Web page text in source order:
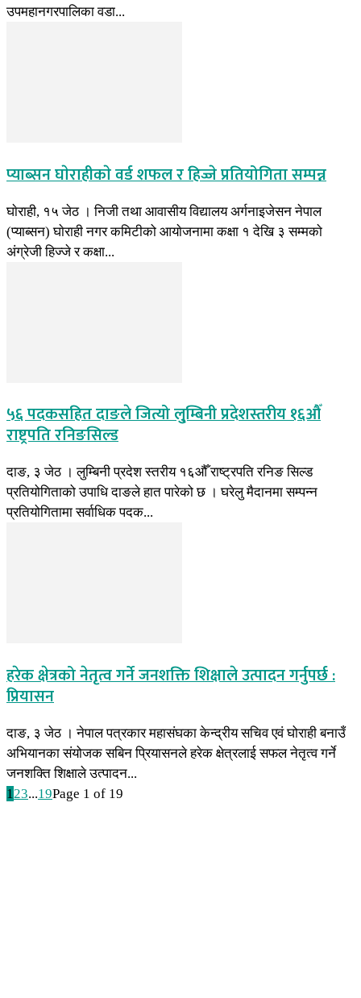
उपमहानगरपालिका वडा...
प्याब्सन घाेराहीकाे वर्ड शफल र हिज्जे प्रतियोगिता सम्पन्न
घाेराही, १५ जेठ । निजी तथा आवासीय विद्यालय अर्गनाइजेसन नेपाल
(प्याब्सन) घाेराही नगर कमिटीको आयाेजनामा कक्षा १ देखि ३ सम्मकाे
अंग्रेजी हिज्जे र कक्षा...
५६ पदकसहित दाङले जित्यो लु्म्बिनी प्रदेशस्तरीय १६औँ
राष्ट्रपति रनिङसिल्ड
दाङ, ३ जेठ । लुम्बिनी प्रदेश स्तरीय १६औँ राष्ट्रपति रनिङ सिल्ड
प्रतियोगिताको उपाधि दाङले हात पारेको छ । घरेलु मैदानमा सम्पन्न
प्रतियोगितामा सर्वाधिक पदक...
हरेक क्षेत्रको नेतृत्व गर्ने जनशक्ति शिक्षाले उत्पादन गर्नुपर्छ :
प्रियासन
दाङ, ३ जेठ । नेपाल पत्रकार महासंघका केन्द्रीय सचिव एवं घोराही बनाउँ
अभियानका संयोजक सबिन प्रियासनले हरेक क्षेत्रलाई सफल नेतृत्व गर्ने
जनशक्ति शिक्षाले उत्पादन...
123...19Page 1 of 19